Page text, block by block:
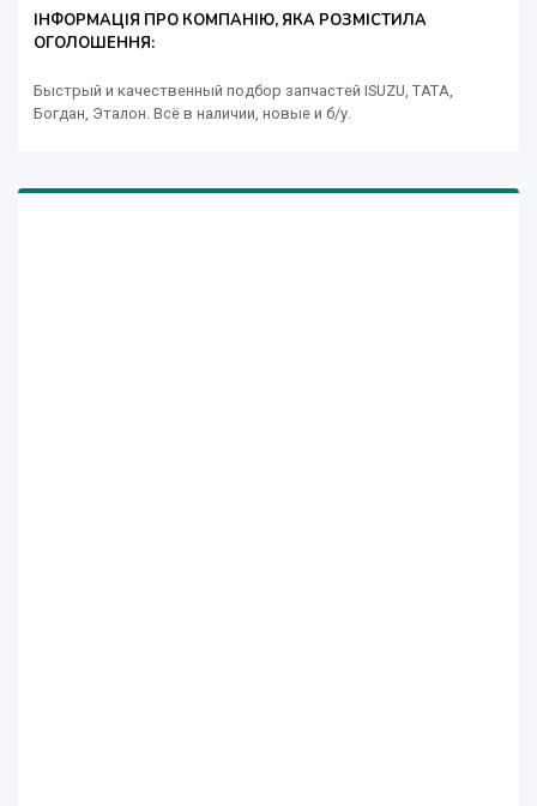
ІНФОРМАЦІЯ ПРО КОМПАНІЮ, ЯКА РОЗМІСТИЛА
ОГОЛОШЕННЯ:
Быстрый и качественный подбор запчастей ISUZU, TATA,
Богдан, Эталон. Всё в наличии, новые и б/у.